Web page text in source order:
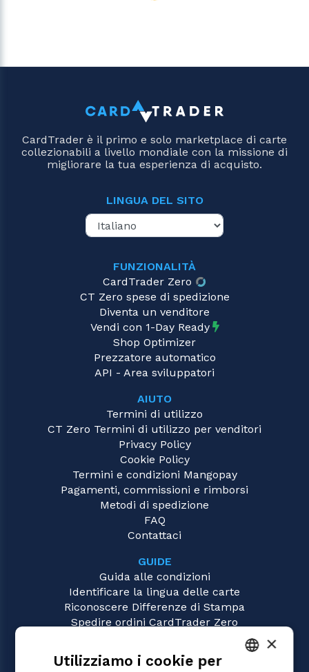
CardTrader è il primo e solo marketplace di carte
collezionabili a livello mondiale con la missione di
migliorare la tua esperienza di acquisto.
LINGUA DEL SITO
FUNZIONALITÀ
CardTrader Zero
CT Zero spese di spedizione
Diventa un venditore
Vendi con 1-Day Ready
Shop Optimizer
Prezzatore automatico
API - Area sviluppatori
AIUTO
Termini di utilizzo
CT Zero Termini di utilizzo per venditori
Privacy Policy
Cookie Policy
Termini e condizioni Mangopay
Pagamenti, commissioni e rimborsi
Metodi di spedizione
FAQ
Contattaci
GUIDE
Guida alle condizioni
Identificare la lingua delle carte
Riconoscere Differenze di Stampa
Spedire ordini CardTrader Zero
GIOCHI
×
Utilizziamo i cookie per